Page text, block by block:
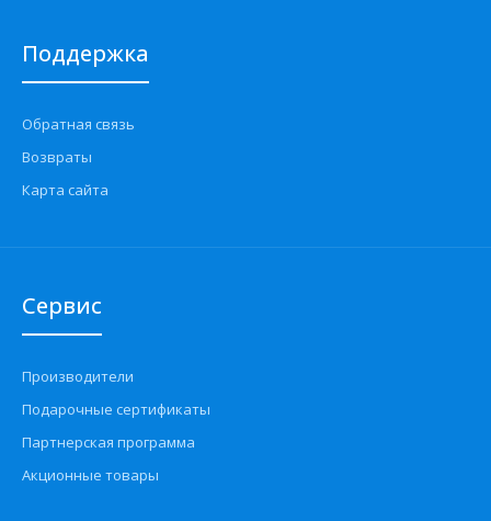
Поддержка
Обратная связь
Возвраты
Карта сайта
Сервис
Производители
Подарочные сертификаты
Партнерская программа
Акционные товары